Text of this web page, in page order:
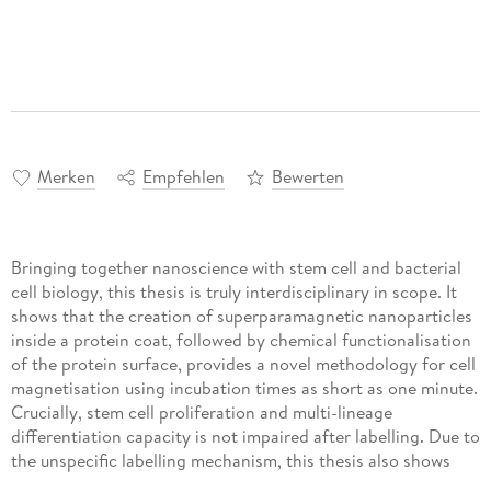
Merken Empfehlen Bewerten
Bringing together nanoscience with stem cell and bacterial
cell biology, this thesis is truly interdisciplinary in scope. It
shows that the creation of superparamagnetic nanoparticles
inside a protein coat, followed by chemical functionalisation
of the protein surface, provides a novel methodology for cell
magnetisation using incubation times as short as one minute.
Crucially, stem cell proliferation and multi-lineage
differentiation capacity is not impaired after labelling. Due to
the unspecific labelling mechanism, this thesis also shows